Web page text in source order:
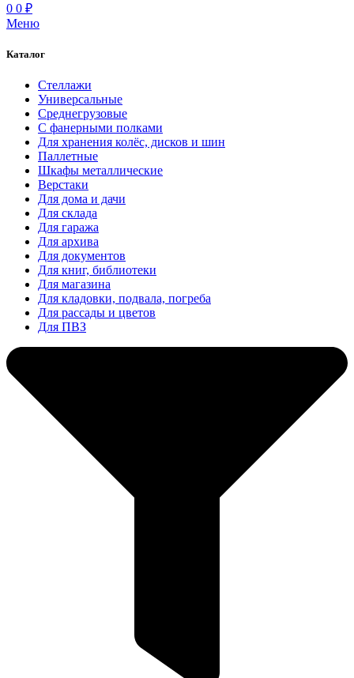
0 0 ₽
Меню
Каталог
Стеллажи
Универсальные
Среднегрузовые
С фанерными полками
Для хранения колёс, дисков и шин
Паллетные
Шкафы металлические
Верстаки
Для дома и дачи
Для склада
Для гаража
Для архива
Для документов
Для книг, библиотеки
Для магазина
Для кладовки, подвала, погреба
Для рассады и цветов
Для ПВЗ